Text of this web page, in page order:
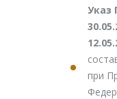
Указ
при